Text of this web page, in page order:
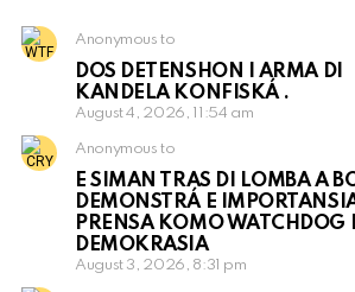
Anonymous to
DOS DETENSHON I ARMA DI
KANDELA KONFISKÁ .
August 4, 2026, 11:54 am
Anonymous to
E SIMAN TRAS DI LOMBA A
DEMONSTRÁ E
PRENSA KOMO WATCHDOG
DEMOKRASIA
August 3, 2026, 8:31 pm